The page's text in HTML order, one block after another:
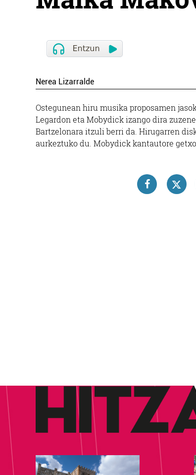
Nerea Lizarralde
Ostegunean hiru musika proposamen
Legardon eta Mobydick izango dira
Bartzelonara itzuli berri da. Hirugarren
aurkeztuko du. Mobydick kantautore